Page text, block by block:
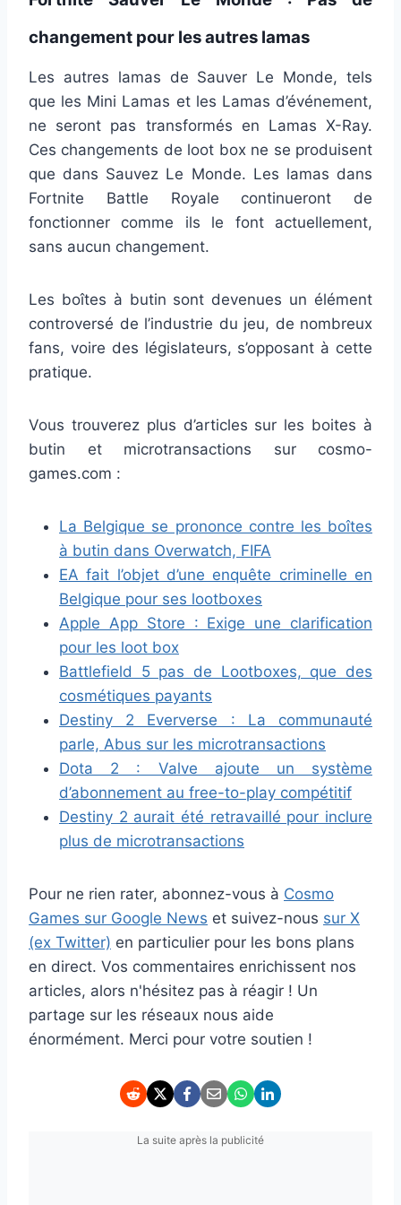
changement pour les autres lamas
Les autres lamas de Sauver Le Monde, tels
que les Mini Lamas et les Lamas d’événement,
ne seront pas transformés en Lamas X-Ray.
Ces changements de loot box ne se produisent
que dans Sauvez Le Monde. Les lamas dans
Fortnite Battle Royale continueront de
fonctionner comme ils le font actuellement,
sans aucun changement.
Les boîtes à butin sont devenues un élément
controversé de l’industrie du jeu, de nombreux
fans, voire des législateurs, s’opposant à cette
pratique.
Vous trouverez plus d’articles sur les boites à
butin et microtransactions sur cosmo-
games.com :
La Belgique se prononce contre les boîtes
à butin dans Overwatch, FIFA
EA fait l’objet d’une enquête criminelle en
Belgique pour ses lootboxes
Apple App Store : Exige une clarification
pour les loot box
Battlefield 5 pas de Lootboxes, que des
cosmétiques payants
Destiny 2 Eververse : La communauté
parle, Abus sur les microtransactions
Dota 2 : Valve ajoute un système
d’abonnement au free-to-play compétitif
Destiny 2 aurait été retravaillé pour inclure
plus de microtransactions
Pour ne rien rater, abonnez-vous à Cosmo
Games sur Google News et suivez-nous sur X
(ex Twitter) en particulier pour les bons plans
en direct. Vos commentaires enrichissent nos
articles, alors n'hésitez pas à réagir ! Un
partage sur les réseaux nous aide
énormément. Merci pour votre soutien !
La suite après la publicité